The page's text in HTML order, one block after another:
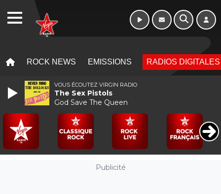
ROCK NEWS EMISSIONS RADIOS DIGITALES
Publicité
VOUS ÉCOUTEZ VIRGIN RADIO
The Sex Pistols
God Save The Queen
WEBRADIO Week-end de 06h
à 12h